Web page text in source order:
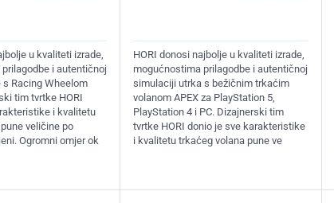
u kvaliteti izrade,
i autentičnoj
Racing Wheelom
tim tvrtke HORI
i kvalitetu
veličine po
Ogromni omjer ok
HORI donosi najbolje u kvaliteti izrade,
mogućnostima prilagodbe i autentičnoj
simulaciji utrka s bežičnim trkaćim
volanom APEX za PlayStation 5,
PlayStation 4 i PC. Dizajnerski tim
tvrtke HORI donio je sve karakteristike
i kvalitetu trkaćeg volana pune ve